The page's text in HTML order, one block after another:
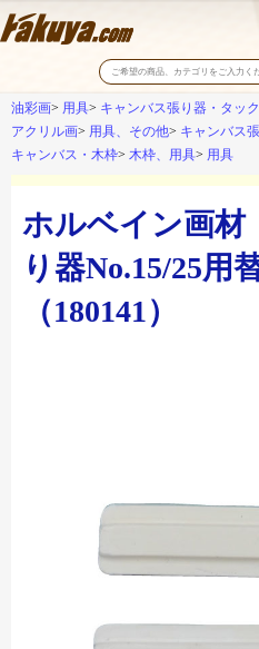
油彩画 用具
キャンバス張り器・タッ
アクリル画
用具、その他
キャンバス
キャンバス・木枠
木枠、用具 用具
ホルベイン画
り器No.15/25用
（180141）